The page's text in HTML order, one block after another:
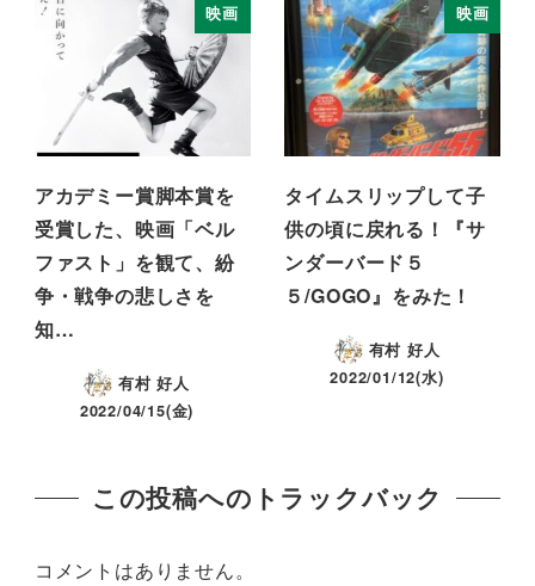
映画
アカデミー賞脚本賞を
受賞した、映画「ベル
ファスト」を観て、紛
争・戦争の悲しさを
知…
有村 好人
2022/04/15(金)
映画
タイムスリップして子
供の頃に戻れる！『サ
ンダーバード５
５/GOGO』をみた！
有村 好人
2022/01/12(水)
この投稿へのトラックバック
コメントはありません。